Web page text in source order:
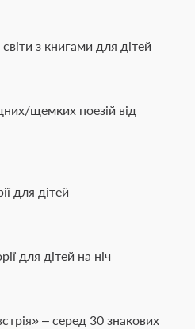
з книгами для дітей
щемких поезій від
для дітей
для дітей на ніч
– серед 30 знакових